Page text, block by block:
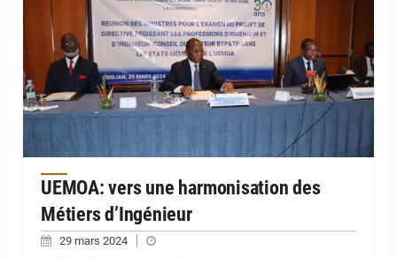
UEMOA: vers une harmonisation des
Métiers d’Ingénieur
29 mars 2024